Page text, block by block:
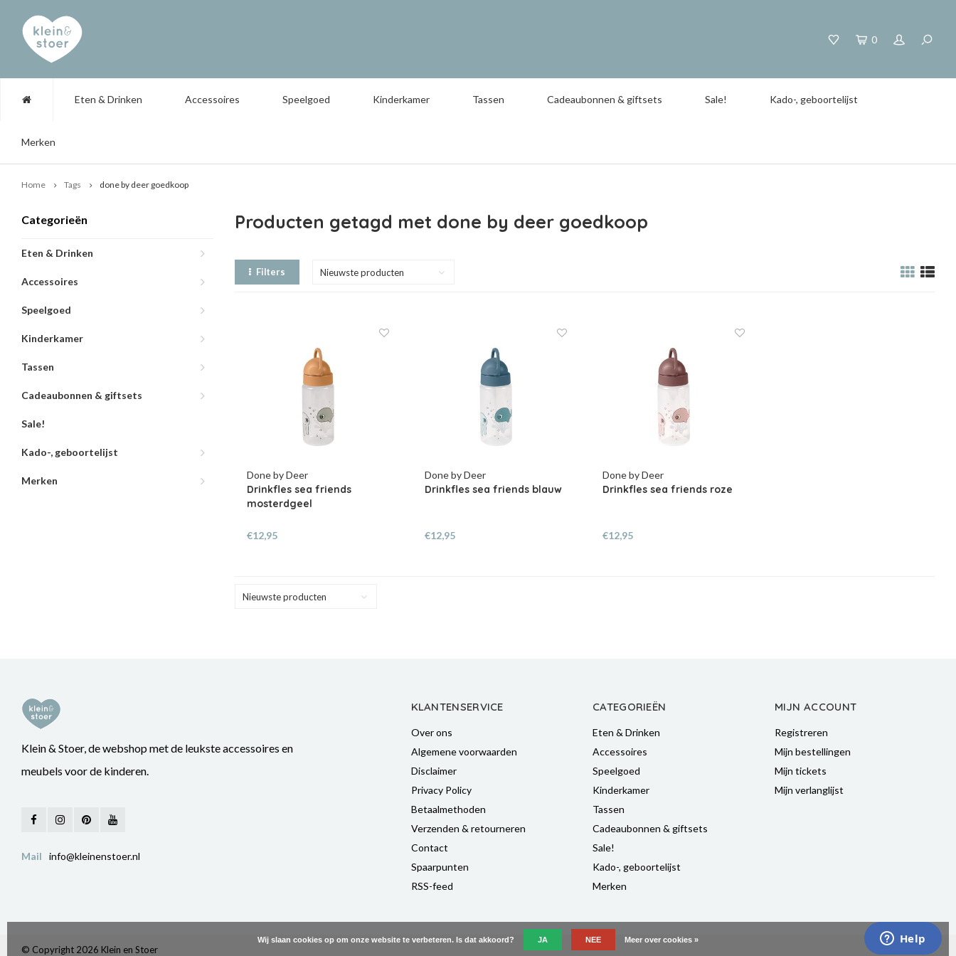
0
Eten & Drinken Accessoires Speelgoed Kinderkamer Tassen Cadeaubonnen & giftsets Sale! Kado-, geboortelijst
Merken
Home Tags done by deer goedkoop
Categorieën
Eten & Drinken
Accessoires
Speelgoed
Kinderkamer
Tassen
Cadeaubonnen & giftsets
Sale!
Kado-, geboortelijst
Merken
Producten getagd met done by deer goedkoop
Filters Nieuwste producten
Done by Deer
Drinkfles sea friends
mosterdgeel
€12,95
Done by Deer
Drinkfles sea friends blauw
€12,95
Done by Deer
Drinkfles sea friends roze
€12,95
Nieuwste producten
Klein & Stoer, de webshop met de leukste accessoires en
meubels voor de kinderen.
Mail info@kleinenstoer.nl
KLANTENSERVICE
Over ons
Algemene voorwaarden
Disclaimer
Privacy Policy
Betaalmethoden
Verzenden & retourneren
Contact
Spaarpunten
RSS-feed
CATEGORIEËN
Eten & Drinken
Accessoires
Speelgoed
Kinderkamer
Tassen
Cadeaubonnen & giftsets
Sale!
Kado-, geboortelijst
Merken
MIJN ACCOUNT
Registreren
Mijn bestellingen
Mijn tickets
Mijn verlanglijst
© Copyright 2026 Klein en Stoer
Wij slaan cookies op om onze website te verbeteren. Is dat akkoord? JA NEE Meer over cookies »